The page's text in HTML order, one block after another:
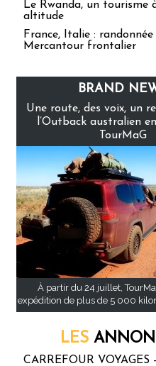
Le Rwanda, un tourisme
altitude
France, Italie :
Mercantour frontalier
BRAND
Une route, des voix, un
l’Outback australien
TourMaG
À partir du 24 juillet,
expédition de plus de 5 000
LES
CARREFOUR VOYAGES